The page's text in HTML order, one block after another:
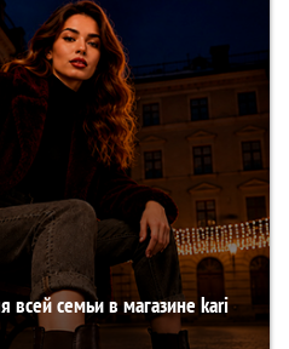
семьи в магазине kari